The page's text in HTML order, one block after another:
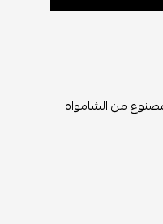
من الشامواه